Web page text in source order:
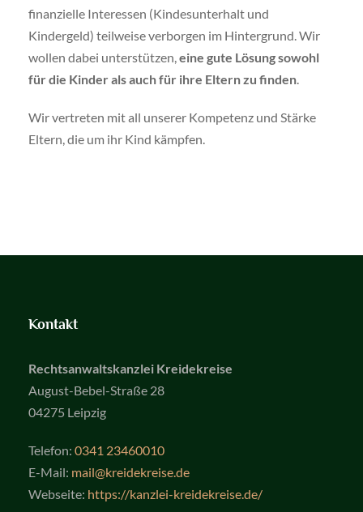
finanzielle Interessen (Kindesunterhalt und
Kindergeld) teilweise verborgen im Hintergrund. Wir
wollen dabei unterstützen, eine gute Lösung sowohl
für die Kinder als auch für ihre Eltern zu finden
Wir vertreten mit all unserer Kompetenz und Stärke
Eltern, die um ihr Kind kämpfen.
Kontakt
Rechtsanwaltskanzlei Kreidekreise
August-Bebel-Straße 28
04275 Leipzig
Telefon: 0341 23460010
E-Mail: mail@kreidekreise.de
Webseite: https://kanzlei-kreidekreise.de/